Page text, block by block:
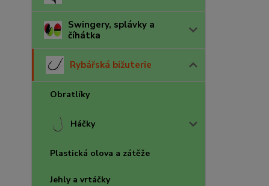
Swingery, splávky a
číhátka
Rybářská bižuterie
Obratlíky
Háčky
Plastická olova a zátěže
Jehly a vrtáčky